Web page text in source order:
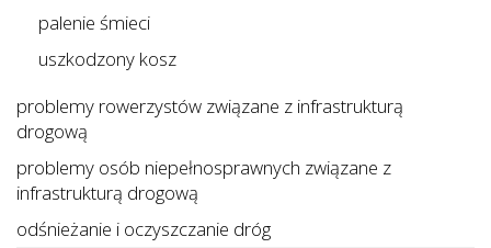
palenie śmieci
uszkodzony kosz
problemy rowerzystów związane z infrastrukturą
drogową
problemy osób niepełnosprawnych związane z
infrastrukturą drogową
odśnieżanie i oczyszczanie dróg